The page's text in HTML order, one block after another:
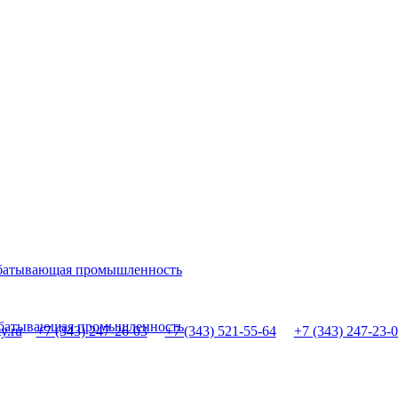
промышленность
+7 (343) 247-26-03 +7 (343) 521-55-64 +7 (343) 247-23-
промышленность